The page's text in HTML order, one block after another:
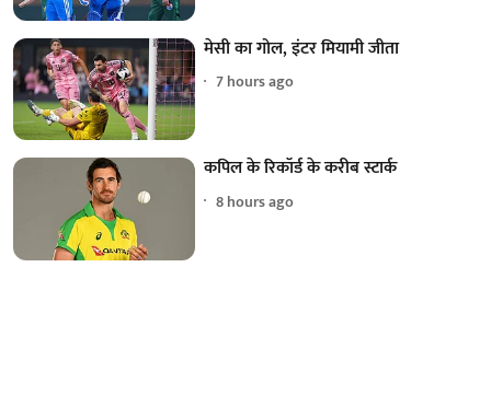
मेसी का गोल, इंटर मियामी जीता
7 hours ago
कपिल के रिकॉर्ड के करीब स्टार्क
8 hours ago